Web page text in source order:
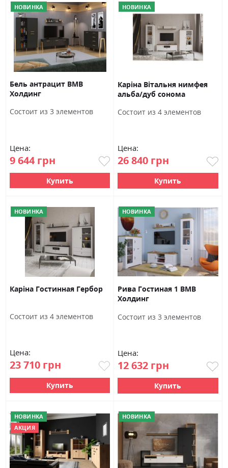
НОВИНКА
Бель антрацит ВМВ
Холдинг
Состоит из 3 элементов
Цена:
9 644 грн
Купить
НОВИНКА
Каріна Вітальня нимфея
альба/дуб сонома
Состоит из 4 элементов
Цена:
26 840 грн
Купить
НОВИНКА
Каріна Гостинная Гербор
Состоит из 4 элементов
Цена:
23 710 грн
Купить
НОВИНКА
Рива Гостиная 1 ВМВ
Холдинг
Состоит из 3 элементов
Цена:
12 632 грн
Купить
НОВИНКА
АКЦИЯ
НОВИНКА